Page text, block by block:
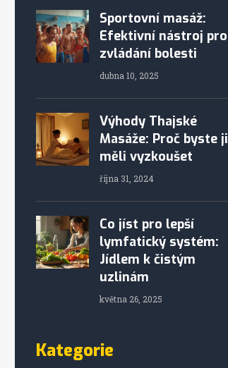
Sportovní masáž:
Efektivní nástroj pro
zvládání bolesti
dubna 10, 2025
Výhody Thajské
Masáže: Proč byste ji
měli vyzkoušet
října 31, 2024
Co jíst pro lepší
lymfatický systém:
Jídlem k čistým
uzlinám
května 26, 2025
Kategorie